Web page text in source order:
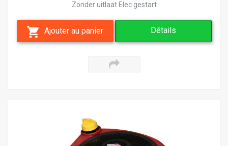
Zonder uitlaat Elec gestart
Ajouter au panier Détails